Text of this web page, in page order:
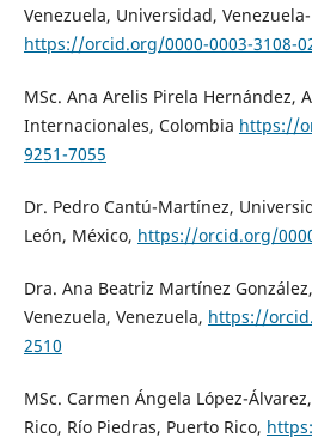
Venezuela, Universidad,
https://orcid.org/0000-0003-3108-
MSc. Ana Arelis Pirela Hernández,
Internacionales, Colombia https://
9251-7055
Dr. Pedro Cantú-Martínez,
León, México, https://orcid.org/
Dra. Ana Beatriz Martínez
Venezuela, Venezuela, https://
2510
MSc. Carmen Ángela López-
Rico, Río Piedras, Puerto Rico,